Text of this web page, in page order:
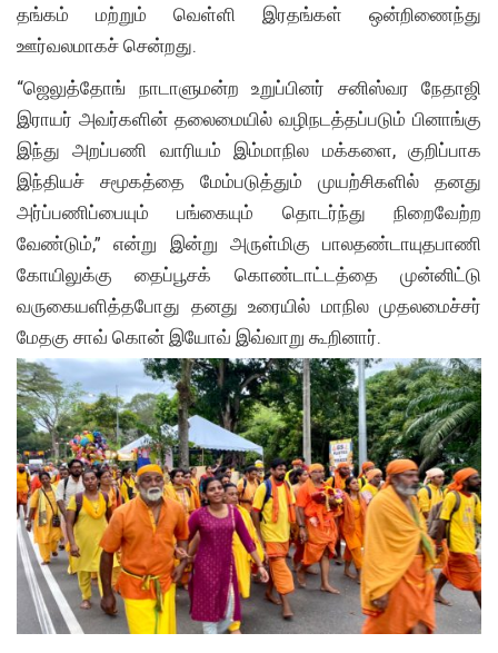
தங்கம் மற்றும் வெள்ளி இரதங்கள் ஒன்றிணைந்து
ஊர்வலமாகச் சென்றது.
“ஜெலுத்தோங் நாடாளுமன்ற உறுப்பினர் சனிஸ்வர நேதாஜி
இராயர் அவர்களின் தலைமையில் வழிநடத்தப்படும் பினாங்கு
இந்து அறப்பணி வாரியம் இம்மாநில மக்களை, குறிப்பாக
இந்தியச் சமூகத்தை மேம்படுத்தும் முயற்சிகளில் தனது
அர்ப்பணிப்பையும் பங்கையும் தொடர்ந்து நிறைவேற்ற
வேண்டும்,” என்று இன்று அருள்மிகு பாலதண்டாயுதபாணி
கோயிலுக்கு தைப்பூசக் கொண்டாட்டத்தை முன்னிட்டு
வருகையளித்தபோது தனது உரையில் மாநில முதலமைச்சர்
மேதகு சாவ் கொன் இயோவ் இவ்வாறு கூறினார்.